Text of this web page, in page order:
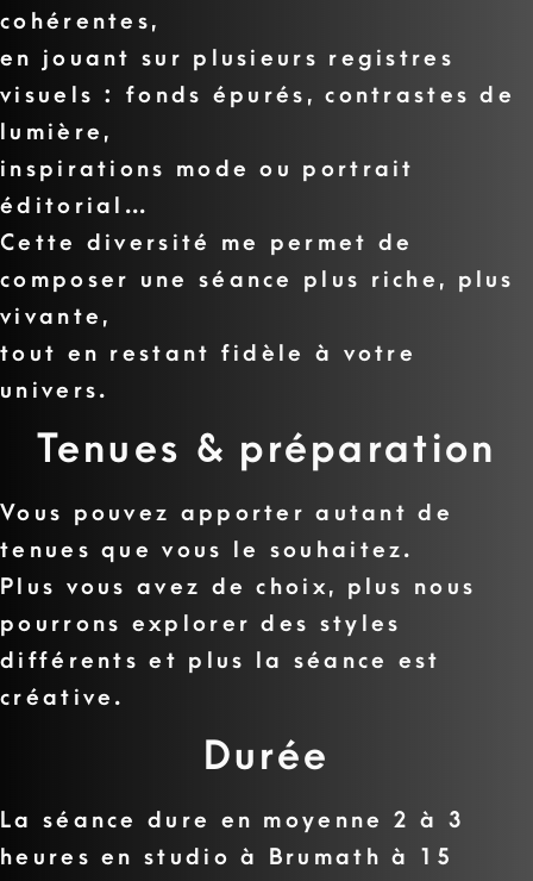
cohérentes,
en jouant sur plusieurs registres
visuels : fonds épurés, contrastes de
lumière,
inspirations mode ou portrait
éditorial…
Cette diversité me permet de
composer une séance plus riche, plus
vivante,
tout en restant fidèle à votre
univers.
Tenues & préparation
Vous pouvez apporter autant de
tenues que vous le souhaitez.
Plus vous avez de choix, plus nous
pourrons explorer des styles
différents et plus la séance est
créative.
Durée
La séance dure en moyenne 2 à 3
heures en studio à Brumath à 15